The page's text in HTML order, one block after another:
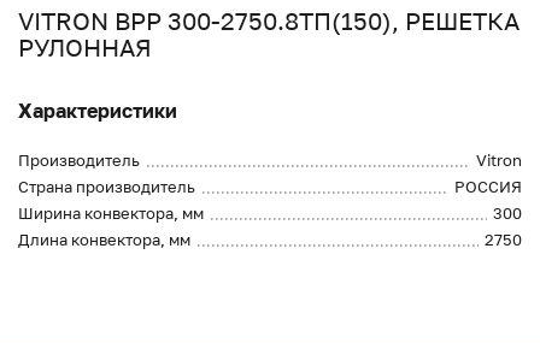
VITRON ВРР 300-2750.8ТП(150), РЕШЕТКА
РУЛОННАЯ
Характеристики
Производитель
Vitron
Страна производитель
РОССИЯ
Ширина конвектора, мм
300
Длина конвектора, мм
2750